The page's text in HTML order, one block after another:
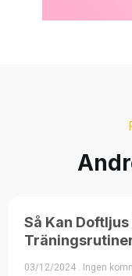
Så Kan
03/12/2024 Ingen